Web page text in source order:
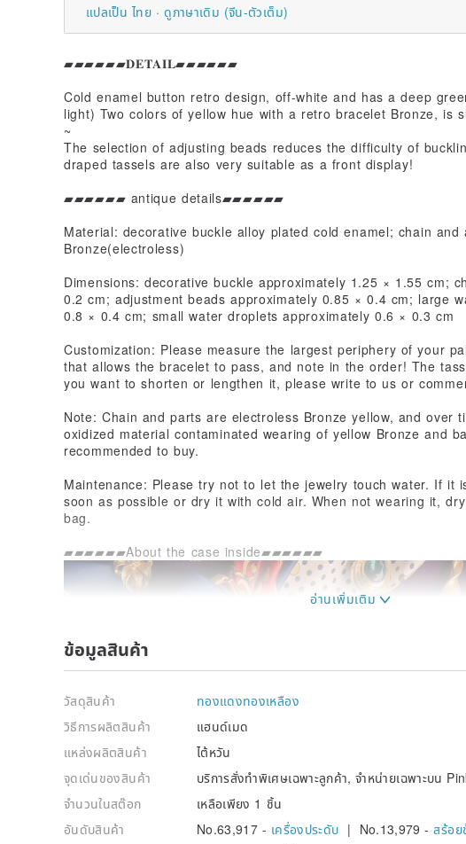
แปลเป็น ไทย
ดูภาษาเดิม (จีน-ตัวเต็ม)
▰▰▰▰▰▰𝐃𝐄𝐓𝐀𝐈𝐋▰▰▰▰▰▰
Cold enamel button retro design, off-white and has a deep
light) Two colors of yellow hue with a retro bracelet Bronze, is
~
The selection of adjusting beads reduces the difficulty of
draped tassels are also very suitable as a front display!
▰▰▰▰▰▰ antique details▰▰▰▰▰▰
Material: decorative buckle alloy plated cold enamel; chain and
Bronze(electroless)
Dimensions: decorative buckle approximately 1.25 × 1.55 cm;
0.2 cm; adjustment beads approximately 0.85 × 0.4 cm; large
0.8 × 0.4 cm; small water droplets approximately 0.6 × 0.3 cm
Customization: Please measure the largest periphery of your
that allows the bracelet to pass, and note in the order! The
you want to shorten or lengthen it, please write to us or
Note: Chain and parts are electroless Bronze yellow, and over
oxidized material contaminated wearing of yellow Bronze and
recommended to buy.
Maintenance: Please try not to let the jewelry touch water. If it
soon as possible or dry it with cold air. When not wearing it,
bag.
▰▰▰▰▰▰About the case inside▰▰▰▰▰▰
ข้อมูลสินค้า
วัสดุสินค้า
ทองแดงทองเหลือง
วิธีการผลิตสินค้า
แฮนด์เมด
แหล่งผลิตสินค้า
ไต้หวัน
จุดเด่นของสินค้า
บริการสั่งทำพิเศษเฉพาะลูกค้า, จำหน่ายเฉพาะบน
จำนวนในสต๊อก
เหลือเพียง 1 ชิ้น
อันดับสินค้า
No.63,917 - เครื่องประดับ | No.13,979 -สร้อ